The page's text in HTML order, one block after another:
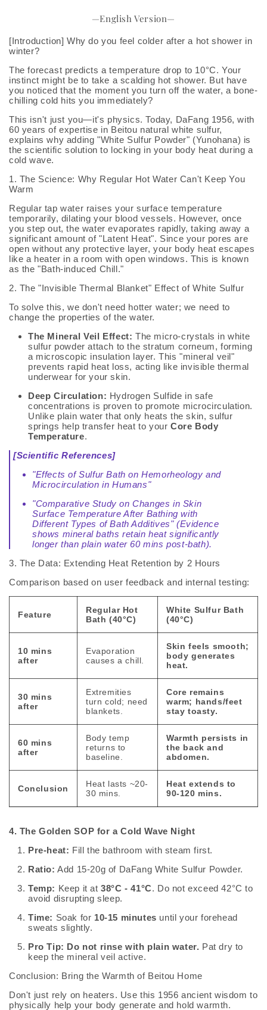
—English Version—
[Introduction] Why do you feel colder after a hot shower in
winter?
The forecast predicts a temperature drop to 10°C. Your
instinct might be to take a scalding hot shower. But have
you noticed that the moment you turn off the water, a bone-
chilling cold hits you immediately?
This isn't just you—it's physics. Today, DaFang 1956, with
60 years of expertise in Beitou natural white sulfur,
explains why adding "White Sulfur Powder" (Yunohana) is
the scientific solution to locking in your body heat during a
cold wave.
1. The Science: Why Regular Hot Water Can't Keep You
Warm
Regular tap water raises your surface temperature
temporarily, dilating your blood vessels. However, once
you step out, the water evaporates rapidly, taking away a
significant amount of "Latent Heat". Since your pores are
open without any protective layer, your body heat escapes
like a heater in a room with open windows. This is known
as the "Bath-induced Chill."
2. The "Invisible Thermal Blanket" Effect of White Sulfur
To solve this, we don't need hotter water; we need to
change the properties of the water.
The Mineral Veil Effect: The micro-crystals in white
sulfur powder attach to the stratum corneum, forming
a microscopic insulation layer. This "mineral veil"
prevents rapid heat loss, acting like invisible thermal
underwear for your skin.
Deep Circulation: Hydrogen Sulfide in safe
concentrations is proven to promote microcirculation.
Unlike plain water that only heats the skin, sulfur
springs help transfer heat to yourCore Body
Temperature.
[Scientific References]
"Effects of Sulfur Bath on Hemorheology and
Microcirculation in Humans"
"Comparative Study on Changes in Skin
Surface Temperature After Bathing with
Different Types of Bath Additives"(Evidence
shows mineral baths retain heat significantly
longer than plain water 60 mins post-bath).
3. The Data: Extending Heat Retention by 2 Hours
Comparison based on user feedback and internal testing:
Feature
Regular Hot
Bath (40°C)
White Sulfur Bath
(40°C)
10 mins
after
Evaporation
causes a chill.
Skin feels smooth;
body generates
heat.
30 mins
after
Extremities
turn cold; need
blankets.
Core remains
warm; hands/feet
stay toasty.
60 mins
after
Body temp
returns to
baseline.
Warmth persists in
the back and
abdomen.
Conclusion
Heat lasts ~20-
30 mins.
Heat extends to
90-120 mins.
4. The Golden SOP for a Cold Wave Night
Pre-heat: Fill the bathroom with steam first.
Ratio: Add 15-20g of DaFang White Sulfur Powder.
Temp: Keep it at38°C - 41°C. Do not exceed 42°C to
avoid disrupting sleep.
Time: Soak for 10-15 minutes until your forehead
sweats slightly.
Pro Tip: Do not rinse with plain water. Pat dry to
keep the mineral veil active.
Conclusion: Bring the Warmth of Beitou Home
Don't just rely on heaters. Use this 1956 ancient wisdom to
physically help your body generate and hold warmth.